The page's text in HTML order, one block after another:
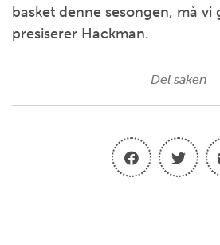
basket denne sesongen, må vi
presiserer Hackman.
Del saken